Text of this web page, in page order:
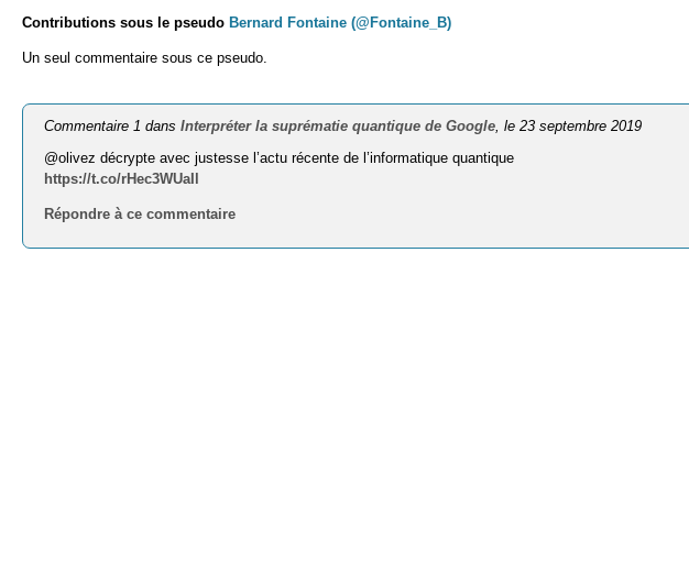
Contributions sous le pseudo Bernard Fontaine (@Fontaine_B)
Un seul commentaire sous ce pseudo.
Commentaire 1 dansInterpréter la suprématie quantique de Google , le 23 septembre 2019
@olivez décrypte avec justesse l’actu récente de l’informatique quantique
https://t.co/rHec3WUaIl
Répondre à ce commentaire